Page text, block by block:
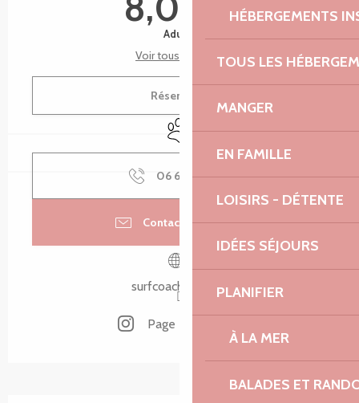
HÉBERGEMENTS
TOUS LES
MANGER
EN FAMILLE
LOISIRS - DÉTENTE
IDÉES SÉJOURS
PLANIFIER
À LA MER
BALADES ET
Adulte
Voir tous les tarifs
Réserver
Animaux acceptés
06 61 76 12▒▒
Contacter par email
surfcoachtregor.fr
Page Instagram